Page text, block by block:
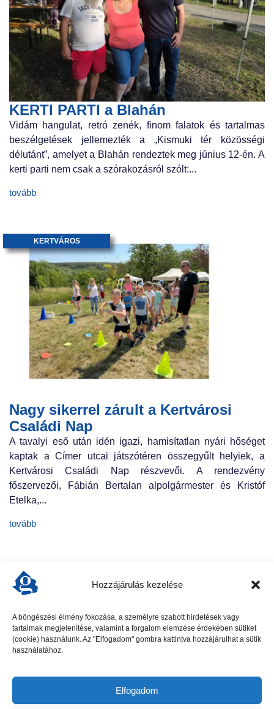
Hozzájárulás kezelése
A böngészési élmény fokozása, a személyre szabott hirdetések vagy
tartalmak megjelenítése, valamint a forgalom elemzése érdekében sütiket
(cookie) használunk. Az "Elfogadom" gombra kattintva hozzájárulhat a sütik
használatához.
Elfogadom
KERTI PARTI a Blahán
Vidám hangulat, retró zenék, finom falatok és tartalmas
beszélgetések jellemezték a „Kismuki tér közösségi
délutánt”, amelyet a Blahán rendeztek meg június 12-én. A
kerti parti nem csak a szórakozásról szólt:...
tovább
Nagy sikerrel zárult a Kertvárosi
Családi Nap
KERTVÁROS
A tavalyi eső után idén igazi, hamisítatlan nyári hőséget
kaptak a Címer utcai játszótéren összegyűlt helyiek, a
Kertvárosi Családi Nap részvevői. A rendezvény
főszervezői, Fábián Bertalan alpolgármester és Kristóf
Etelka,...
tovább
előző cikk következő cikk